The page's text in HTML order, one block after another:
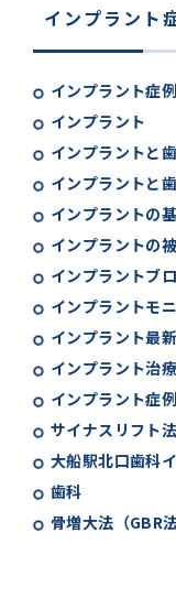
インプラント
インプラント症
インプラント
インプラントと
インプラントと
インプラントの基
インプラントの
インプラントブ
インプラントモ
インプラント最
インプラント治療
インプラント症
サイナスリフト
大船駅北口歯科
歯科
骨増大法（GBR